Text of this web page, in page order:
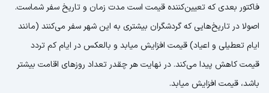
فاکتور بعدی که تعیین‌کننده قیمت است مدت زمان و تاریخ سفر شماست.
اصولا در تاریخ‌هایی که گردشگران بیشتری به این شهر سفر می‌کنند (مانند
ایام تعطیلی و اعیاد) قیمت افزایش میابد و بالعکس در ایام کم تردد
قیمت کاهش پیدا می‌کند. در نهایت هر چقدر تعداد روزهای اقامت بیشتر
باشد، قیمت افزایش میابد.